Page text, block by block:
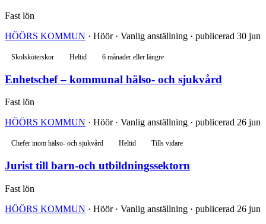
Fast lön
HÖÖRS KOMMUN · Höör · Vanlig anställning · publicerad 30 jun
Skolsköterskor Heltid 6 månader eller längre
Enhetschef – kommunal hälso- och sjukvård
Fast lön
HÖÖRS KOMMUN · Höör · Vanlig anställning · publicerad 26 jun
Chefer inom hälso- och sjukvård Heltid Tills vidare
Jurist till barn-och utbildningssektorn
Fast lön
HÖÖRS KOMMUN · Höör · Vanlig anställning · publicerad 26 jun